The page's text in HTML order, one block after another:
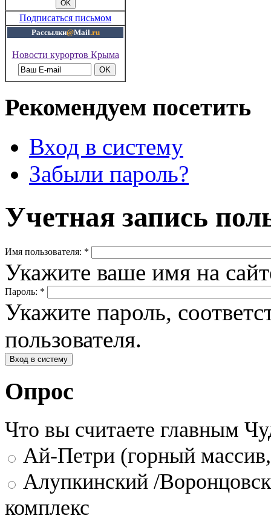
Подписаться письмом
Рассылки@Mail.ru
Новости курортов Крыма
Рекомендуем посетить
Вход в систему
Забыли пароль?
Учетная запись
Имя пользователя: *
Укажите ваше имя на
Пароль: *
Укажите пароль,
пользователя.
Опрос
Что вы считаете главным
Ай-Петри (горный
Алупкинский /
комплекс